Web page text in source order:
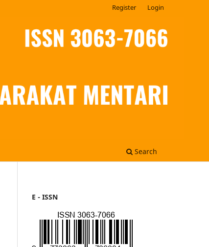
Search
Register Login
E - ISSN